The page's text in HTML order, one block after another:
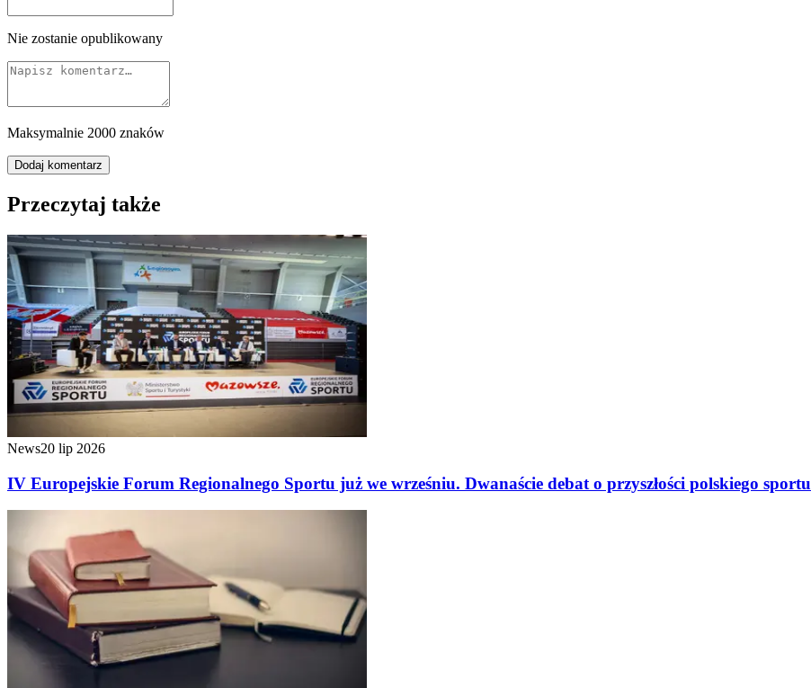
Nie zostanie opublikowany
Maksymalnie 2000 znaków
Dodaj komentarz
Przeczytaj także
News20 lip 2026
IV Europejskie Forum Regionalnego Sportu już we wrześniu. Dwanaście debat o przyszłości polskiego sportu